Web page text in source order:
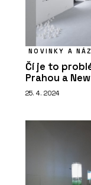
NOVINKY A
Čí je to
Prahou a
25. 4. 2024